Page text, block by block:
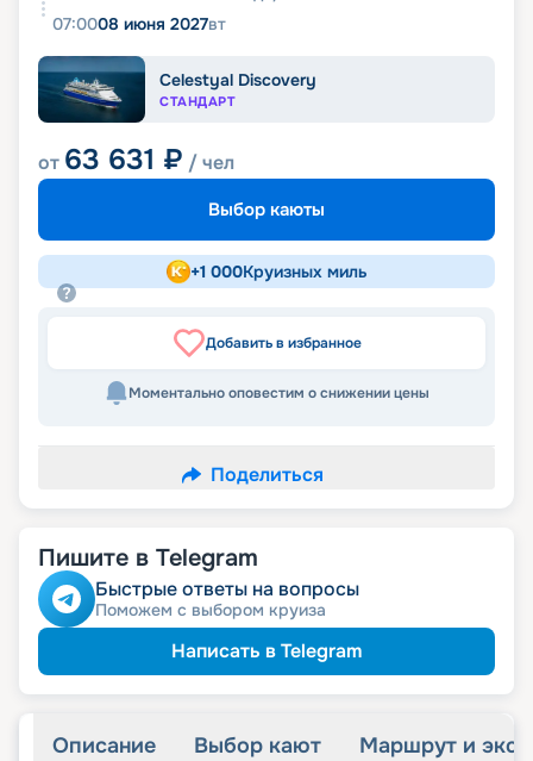
07:0008 июня 2027вт
Celestyal Discovery
СТАНДАРТ
от 63 631 ₽ / чел
Выбор каюты
+1 000Круизных миль
Добавить в избранное
Моментально оповестим о снижении цены
Поделиться
Пишите в Telegram
Быстрые ответы на вопросы
Поможем с выбором круиза
Написать в Telegram
Описание Выбор кают Маршрут и